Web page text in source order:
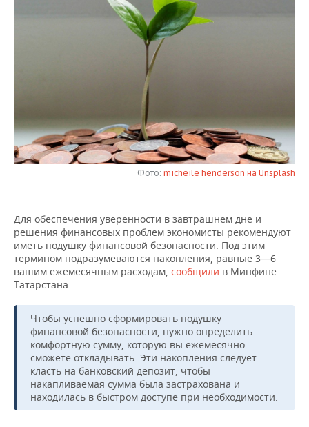
НОВОСТИ БИЗНЕСА
РОЗНИЧНАЯ ТОРГОВЛЯ
НОВОСТИ ТЕХНОЛОГИЙ
ТЕЛЕКОММУНИКАЦИИ
НОВОСТИ МЕРОПРИЯТИЙ
БИЗНЕС-БРАНЧИ
ONLINE-КОНФЕРЕНЦИИ
ФУТБОЛ
ВОЛЕЙБОЛ
КИБЕРСПОРТ
ВОДНЫЕ ВИДЫ СПОРТА
ХОККЕЙ С МЯЧОМ
НОВОСТИ ОБЩЕСТВА
ИСТОРИЯ
КУЛЬТУРА
ОБРАЗОВАНИЕ
ПРОИСШЕСТВИЯ
ФОТОГАЛЕРЕЯ
СПИСОК ПЕРСОН
СПИСОК КОМПАНИЙ
ПОЛНАЯ ВЕРСИЯ
Фото: micheile henderson на Unsplash
Для обеспечения уверенности в завтрашнем дне и
решения финансовых проблем экономисты рекомендуют
иметь подушку финансовой безопасности. Под этим
термином подразумеваются накопления, равные 3—6
вашим ежемесячным расходам, сообщили в Минфине
Татарстана.
Чтобы успешно сформировать подушку
финансовой безопасности, нужно определить
комфортную сумму, которую вы ежемесячно
сможете откладывать. Эти накопления следует
класть на банковский депозит, чтобы
накапливаемая сумма была застрахована и
находилась в быстром доступе при необходимости.